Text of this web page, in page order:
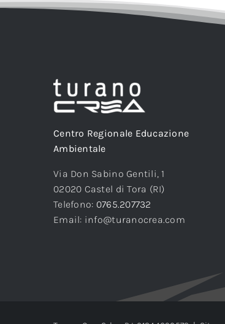
Centro Regionale Educazione
Ambientale
Via Don Sabino Gentili, 1
02020 Castel di Tora (RI)
Telefono: 0765.207732
Email: info@turanocrea.com